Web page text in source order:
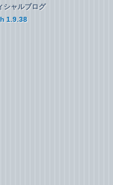
ャルブログ
1.9.38